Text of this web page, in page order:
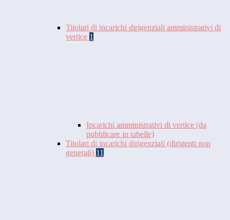
Titolari di incarichi dirigenziali amministrativi di
vertice 1
Incarichi amministrativi di vertice (da
pubblicare in tabelle)
Titolari di incarichi dirigenziali (dirigenti non
generali) 11